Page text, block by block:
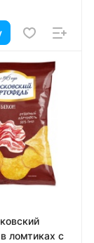
ломтиках с